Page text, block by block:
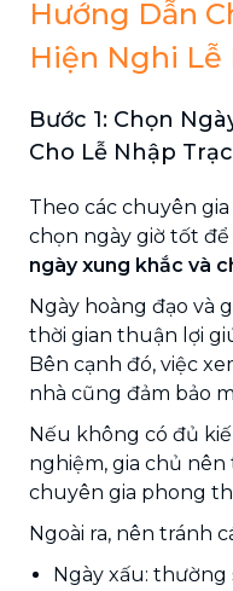
Hướng Dẫn
Hiện Nghi Lễ
Bước 1: Chọn
Cho Lễ Nhập
Theo các chuyên
chọn ngày giờ tốt
ngày xung khắc và
Ngày hoàng đạo và
thời gian thuận lợi
Bên cạnh đó, việc
nhà cũng đảm bảo
Nếu không có đủ
nghiệm, gia chủ
chuyên gia phong
Ngoài ra, nên tránh
Ngày xấu: thường